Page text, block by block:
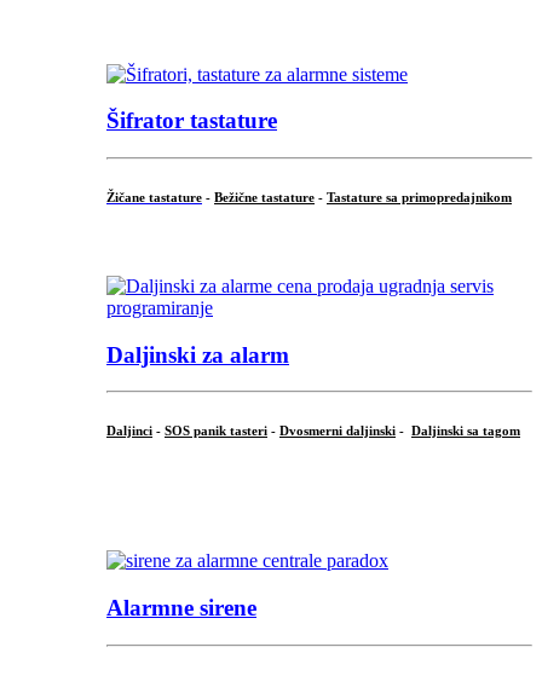
Šifrator tastature
Žičane tastature - Bežične tastature - Tastature sa primopredajnikom
Daljinski za alarm
Daljinci - SOS panik tasteri - Dvosmerni daljinski - Daljinski sa tagom
Alarmne sirene